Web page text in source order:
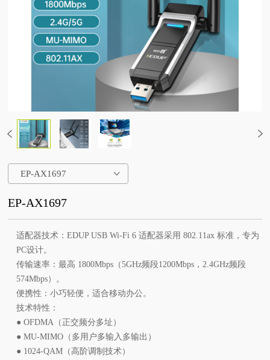
EP-AX1697
EP-AX1697
适配器技术：EDUP USB Wi-Fi 6 适配器采用 802.11ax 标准，专为
PC设计。
传输速率：最高 1800Mbps（5GHz频段1200Mbps，2.4GHz频段
574Mbps）。
便携性：小巧轻便，适合移动办公。
技术特性：
● OFDMA（正交频分多址）
● MU-MIMO（多用户多输入多输出）
● 1024-QAM（高阶调制技术）